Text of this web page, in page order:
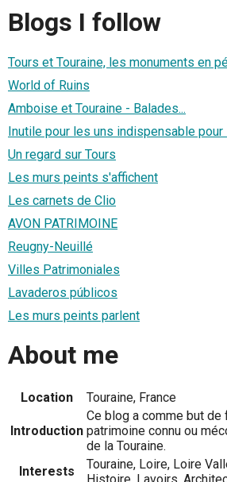
Blogs I follow
Tours et Touraine, les monuments en
World of Ruins
Amboise et Touraine - Balades...
Inutile pour les uns indispensable
Un regard sur Tours
Les murs peints s'affichent
Les carnets de Clio
AVON PATRIMOINE
Reugny-Neuillé
Villes Patrimoniales
Lavaderos públicos
Les murs peints parlent
About me
Location Touraine, France
Introduction
Ce blog a comme but
patrimoine connu ou
de la Touraine.
Interests
Touraine, Loire, Loire
Histoire, Lavoirs,